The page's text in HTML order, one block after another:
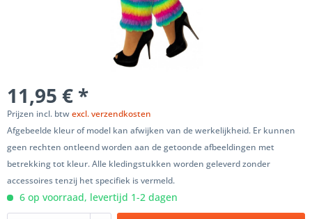
11,95 € *
Prijzen incl. btwexcl. verzendkosten
Afgebeelde kleur of model kan afwijken van de werkelijkheid. Er kunnen
geen rechten ontleend worden aan de getoonde afbeeldingen met
betrekking tot kleur. Alle kledingstukken worden geleverd zonder
accessoires tenzij het specifiek is vermeld.
6 op voorraad, levertijd 1-2 dagen